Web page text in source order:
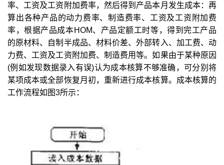
率、工资及工资附加费率，然后得到产品本月发生成本：再
算出各种产品的动力费率、制造费率、工资及工资附加费
率，根据产品成本HOM、产品定额工时等，得到完工产品
的原材料、自制半成品、材料价差、外部转入、加工费、动
力费、工资及工资附加费、制造费用等。如果由于某种原因
(例如发现数据录入有误)认为成本核算不够准确，可分别将
某项成本或全部恢复月初，重新进行成本核算。成本核算的
工作流程如图3所示：